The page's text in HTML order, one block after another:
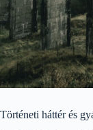
Történeti háttér és